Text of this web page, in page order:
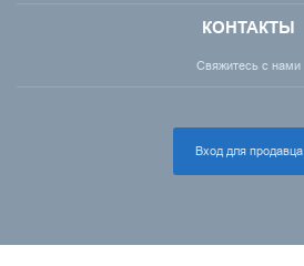
КОНТАКТЫ
Свяжитесь с нами
Вход для продавца